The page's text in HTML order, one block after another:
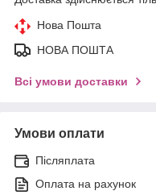
Нова Пошта
НОВА ПОШТА
Всі умови доставки
Умови оплати
Післяплата
Оплата на рахунок